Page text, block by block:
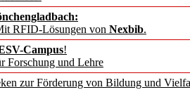
RFID-Lösungen von Nexbib.
Campus!
Forschung und Lehre
zur Förderung von Bildung und